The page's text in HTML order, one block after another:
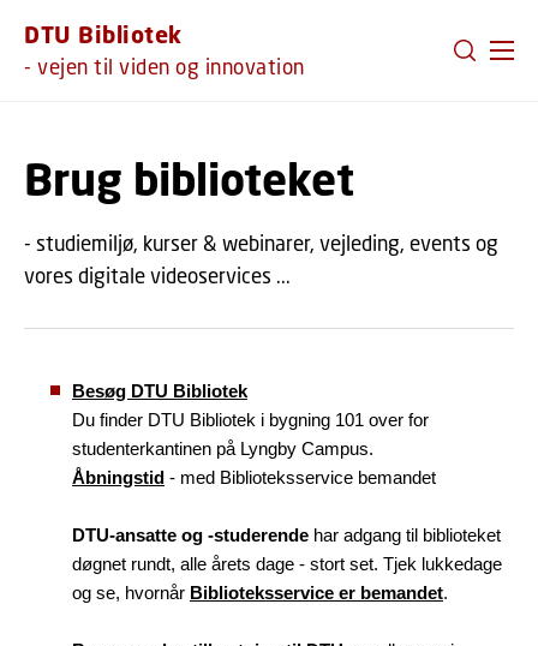
DTU Bibliotek
- vejen til viden og innovation
Brug biblioteket
- studiemiljø, kurser & webinarer, vejleding, events og
vores digitale videoservices ...
Besøg DTU Bibliotek
Du finder DTU Bibliotek i bygning 101 over for
studenterkantinen på Lyngby Campus.
Åbningstid - med Biblioteksservice bemandet
DTU-ansatte og -studerende har adgang til biblioteket
døgnet rundt, alle årets dage - stort set. Tjek lukkedage
og se, hvornår Biblioteksservice er bemandet.